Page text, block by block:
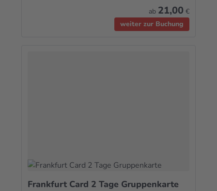
ab 21,00 €
weiter zur Buchung
Frankfurt Card 2 Tage Gruppenkarte